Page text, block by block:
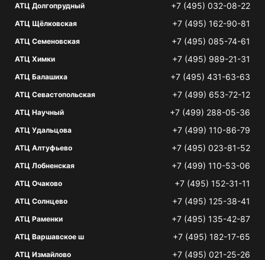
АТЦ Долгопрудный +7 (495) 032-08-22
АТЦ Щёлковская +7 (495) 162-90-81
АТЦ Семеновская +7 (495) 085-74-61
АТЦ Химки +7 (495) 989-21-31
АТЦ Балашиха +7 (495) 431-63-63
АТЦ Севастопольская +7 (499) 653-72-12
АТЦ Научный +7 (499) 288-05-36
АТЦ Удальцова +7 (499) 110-86-79
АТЦ Алтуфьево +7 (495) 023-81-52
АТЦ Лобненская +7 (499) 110-53-06
АТЦ Очаково +7 (495) 152-31-11
АТЦ Солнцево +7 (495) 125-38-41
АТЦ Раменки +7 (495) 135-42-87
АТЦ Варшавское ш +7 (495) 182-17-65
АТЦ Измайлово +7 (495) 021-25-26